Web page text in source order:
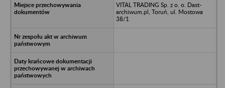
VITAL TRADING Sp. z o. o. Dast-
archiwum.pl, Toruń, ul. Mostowa
38/1